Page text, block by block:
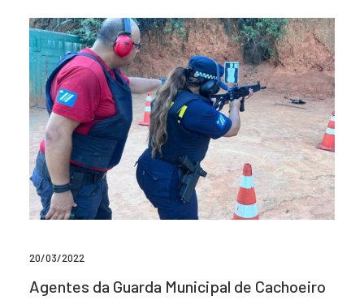
20/03/2022
Agentes da Guarda Municipal de Cachoeiro